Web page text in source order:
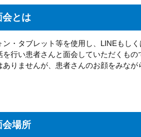
会とは
・タブレット等を使用し、LINEもし
行い患者さんと面会していただくもの
りませんが、患者さんのお顔をみなが
会場所